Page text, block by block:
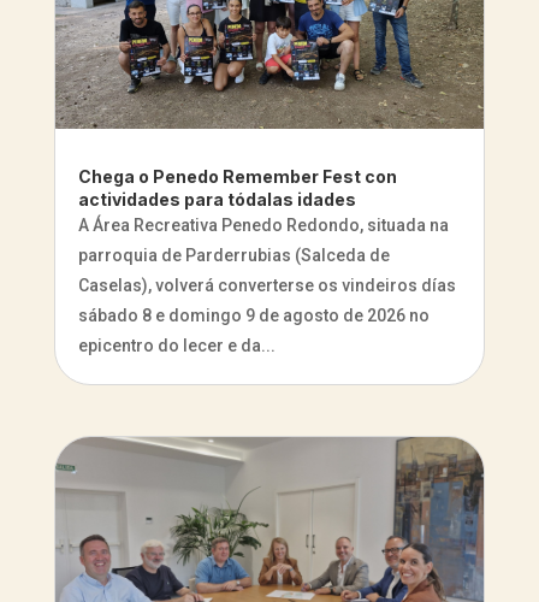
Chega o Penedo Remember Fest con
actividades para tódalas idades
A Área Recreativa Penedo Redondo, situada na
parroquia de Parderrubias (Salceda de
Caselas), volverá converterse os vindeiros días
sábado 8 e domingo 9 de agosto de 2026 no
epicentro do lecer e da...